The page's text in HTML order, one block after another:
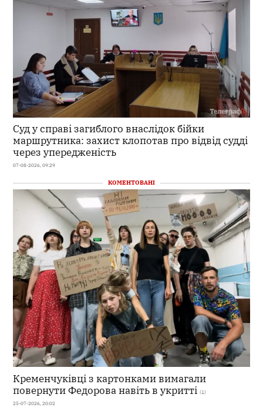
Суд у справі загиблого внаслідок бійки
маршрутника: захист клопотав про відвід судді
через упередженість
07-08-2026, 09:29
КОМЕНТОВАНІ
Кременчуківці з картонками вимагали
повернути Федорова навіть в укритті (1)
25-07-2026, 20:02